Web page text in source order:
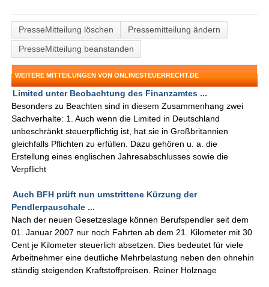
PresseMitteilung löschen
Pressemitteilung ändern
PresseMitteilung beanstanden
WEITERE MITTEILUNGEN VON ONLINESTEUERRECHT.DE
Limited unter Beobachtung des Finanzamtes ...
Besonders zu Beachten sind in diesem Zusammenhang zwei
Sachverhalte: 1. Auch wenn die Limited in Deutschland
unbeschränkt steuerpflichtig ist, hat sie in Großbritannien
gleichfalls Pflichten zu erfüllen. Dazu gehören u. a. die
Erstellung eines englischen Jahresabschlusses sowie die
Verpflicht
Auch BFH prüft nun umstrittene Kürzung der
Pendlerpauschale ...
Nach der neuen Gesetzeslage können Berufspendler seit dem
01. Januar 2007 nur noch Fahrten ab dem 21. Kilometer mit 30
Cent je Kilometer steuerlich absetzen. Dies bedeutet für viele
Arbeitnehmer eine deutliche Mehrbelastung neben den ohnehin
ständig steigenden Kraftstoffpreisen. Reiner Holznage